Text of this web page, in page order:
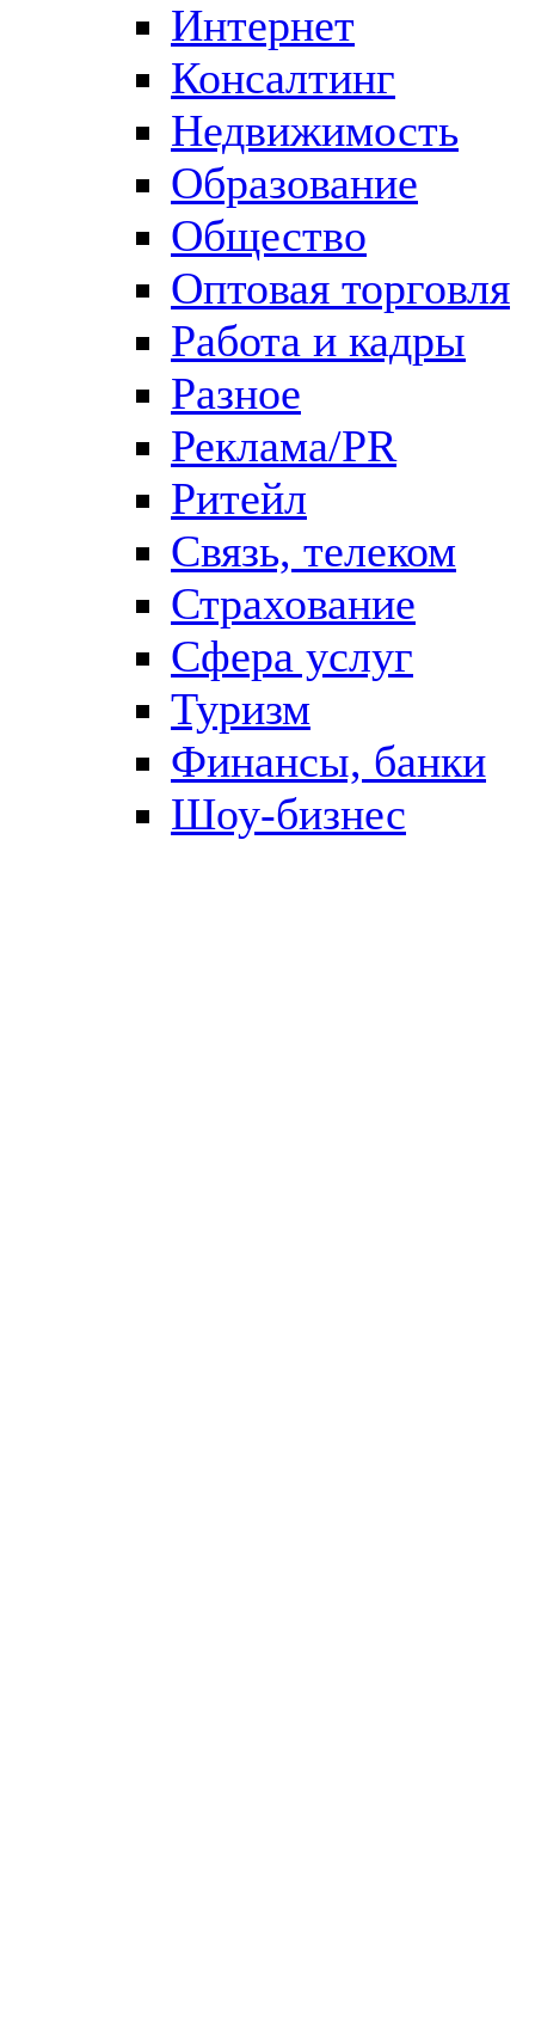
Интернет
Консалтинг
Недвижимость
Образование
Общество
Оптовая торговля
Работа и кадры
Разное
Реклама/PR
Ритейл
Связь, телеком
Страхование
Сфера услуг
Туризм
Финансы, банки
Шоу-бизнес